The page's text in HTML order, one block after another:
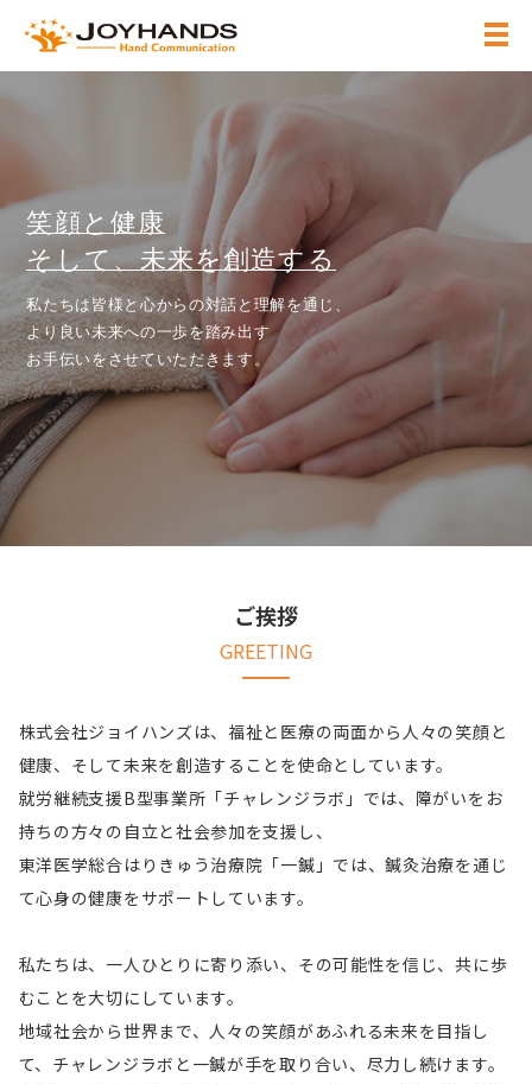
笑顔と健康
そして、未来を創造する
私たちは皆様と心からの対話と理解を通じ、
より良い未来への一歩を踏み出す
お手伝いをさせていただきます。
ご挨拶
GREETING
株式会社ジョイハンズは、福祉と医療の両面から人々の笑顔と
健康、そして未来を創造することを使命としています。
就労継続支援B型事業所「チャレンジラボ」では、障がいをお
持ちの方々の自立と社会参加を支援し、
東洋医学総合はりきゅう治療院「一鍼」では、鍼灸治療を通じ
て心身の健康をサポートしています。
私たちは、一人ひとりに寄り添い、その可能性を信じ、共に歩
むことを大切にしています。
地域社会から世界まで、人々の笑顔があふれる未来を目指し
て、チャレンジラボと一鍼が手を取り合い、尽力し続けます。